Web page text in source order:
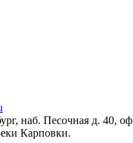
наб. Песочная д. 40,
Карповки.